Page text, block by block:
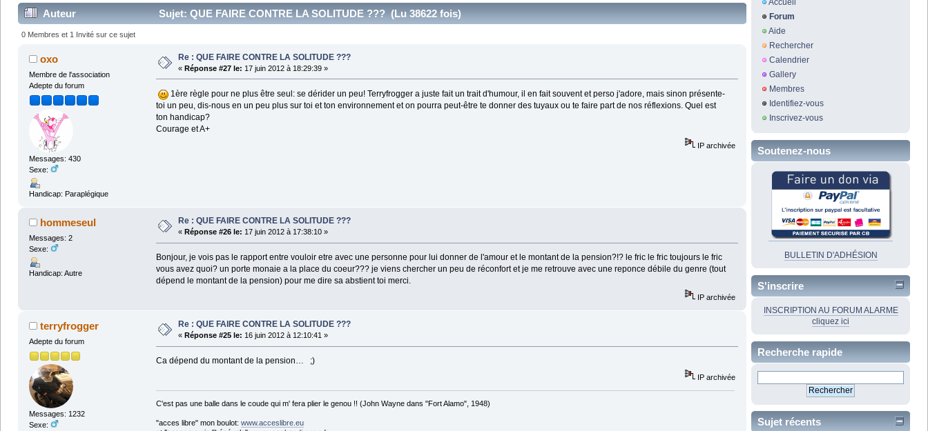
Auteur Sujet: QUE FAIRE CONTRE LA SOLITUDE ??? (Lu 38622 fois)
0 Membres et 1 Invité sur ce sujet
oxo
Membre de l'association
Adepte du forum
Messages: 430
Sexe:
Handicap: Paraplégique
Re : QUE FAIRE CONTRE LA SOLITUDE ???
« Réponse #27 le: 17 juin 2012 à 18:29:39 »
1ère règle pour ne plus être seul: se dérider un peu! Terryfrogger a juste fait un trait d'humour, il en fait souvent et perso j'adore, mais sinon présente-
toi un peu, dis-nous en un peu plus sur toi et ton environnement et on pourra peut-être te donner des tuyaux ou te faire part de nos réflexions. Quel est
ton handicap?
Courage et A+
IP archivée
hommeseul
Messages: 2
Sexe:
Handicap: Autre
Re : QUE FAIRE CONTRE LA SOLITUDE ???
« Réponse #26 le: 17 juin 2012 à 17:38:10 »
Bonjour, je vois pas le rapport entre vouloir etre avec une personne pour lui donner de l'amour et le montant de la pension?!? le fric le fric toujours le fric
vous avez quoi? un porte monaie a la place du coeur??? je viens chercher un peu de réconfort et je me retrouve avec une reponce débile du genre (tout
dépend le montant de la pension) pour me dire sa abstient toi merci.
IP archivée
terryfrogger
Adepte du forum
Messages: 1232
Sexe:
Re : QUE FAIRE CONTRE LA SOLITUDE ???
« Réponse #25 le: 16 juin 2012 à 12:10:41 »
Ca dépend du montant de la pension… ;)
IP archivée
C'est pas une balle dans le coude qui m' fera plier le genou !! (John Wayne dans "Fort Alamo", 1948)
"acces libre" mon boulot: www.acceslibre.eu
Accueil
Forum
Aide
Rechercher
Calendrier
Gallery
Membres
Identifiez-vous
Inscrivez-vous
Soutenez-nous
BULLETIN D'ADHÉSION
S'inscrire
INSCRIPTION AU FORUM ALARME
cliquez ici
Recherche rapide
Sujet récents